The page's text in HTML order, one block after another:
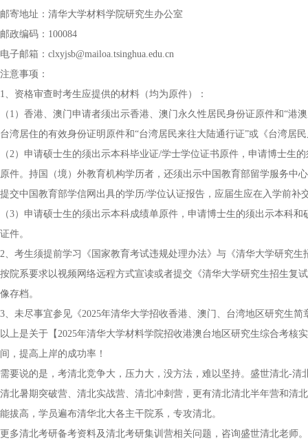
邮寄地址：清华大学材料学院研究生办公室
邮政编码：100084
电子邮箱：clxyjsb@mailoa.tsinghua.edu.cn
注意事项：
1、资格审查时考生应提供的材料（均为原件）：
（1）香港、澳门申请者须出示香港、澳门永久性居民身份证原件和“
台湾居住的有效身份证明原件和“台湾居民来往大陆通行证”或《台湾居
（2）申请硕士生的须出示本科毕业证/学士学位证书原件，申请博士生
原件。持国（境）外教育机构学历者，还须出示中国教育部留学服务中
提交中国教育部学信网出具的学历/学位认证报告，应届生应在入学前补
（3）申请硕士生的须出示本科成绩单原件，申请博士生的须出示本科
证件。
2、考生须提前学习《国家教育考试违规处理办法》与《清华大学研究
按院系要求以视频网络远程方式宣读或者提交《清华大学研究生招生复
像存档。
3、未尽事宜参见《2025年清华大学招收香港、澳门、台湾地区研究生
以上是关于【2025年清华大学材料学院招收港澳台地区研究生综合考
间，提高上岸的成功率！
需要说的是，考清北竞争大，压力大，没方法，难以坚持。盛世清北-
清北暑期突破营、清北实战营、清北冲刺营，更有清北清北半年营和清
能拔高，学员遍布清华北大各主干院系，专攻清北。
更多清北考研备考资料及清北考研集训营相关问题，咨询盛世清北老师。